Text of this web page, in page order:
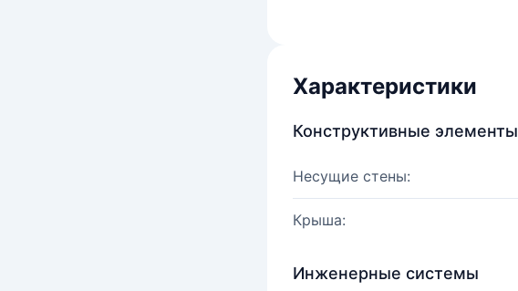
Характеристики
Конструктивные элементы
Несущие стены:
Крыша:
Инженерные системы